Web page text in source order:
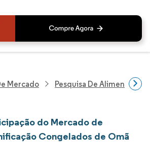
Mercado Pesquisa De Alimentos E
do Mercado de
Congelados de Omã